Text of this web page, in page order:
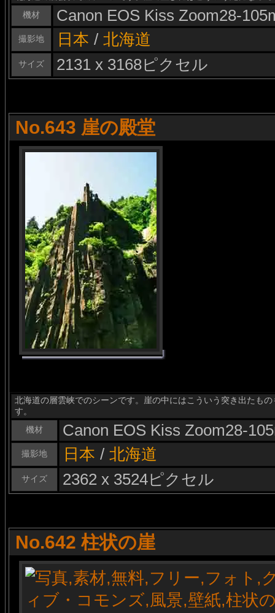
機材
Canon EOS Kiss Zoom28-
撮影地 日本 / 北海道
サイズ 2131 x 3168ピクセル
No.643 崖の殿堂
北海道の層雲峡でのシーンです。崖の中にはこういう突き出たも
す。
機材
Canon EOS Kiss Zoom28-
撮影地 日本 / 北海道
サイズ 2362 x 3524ピクセル
No.642 柱状の崖